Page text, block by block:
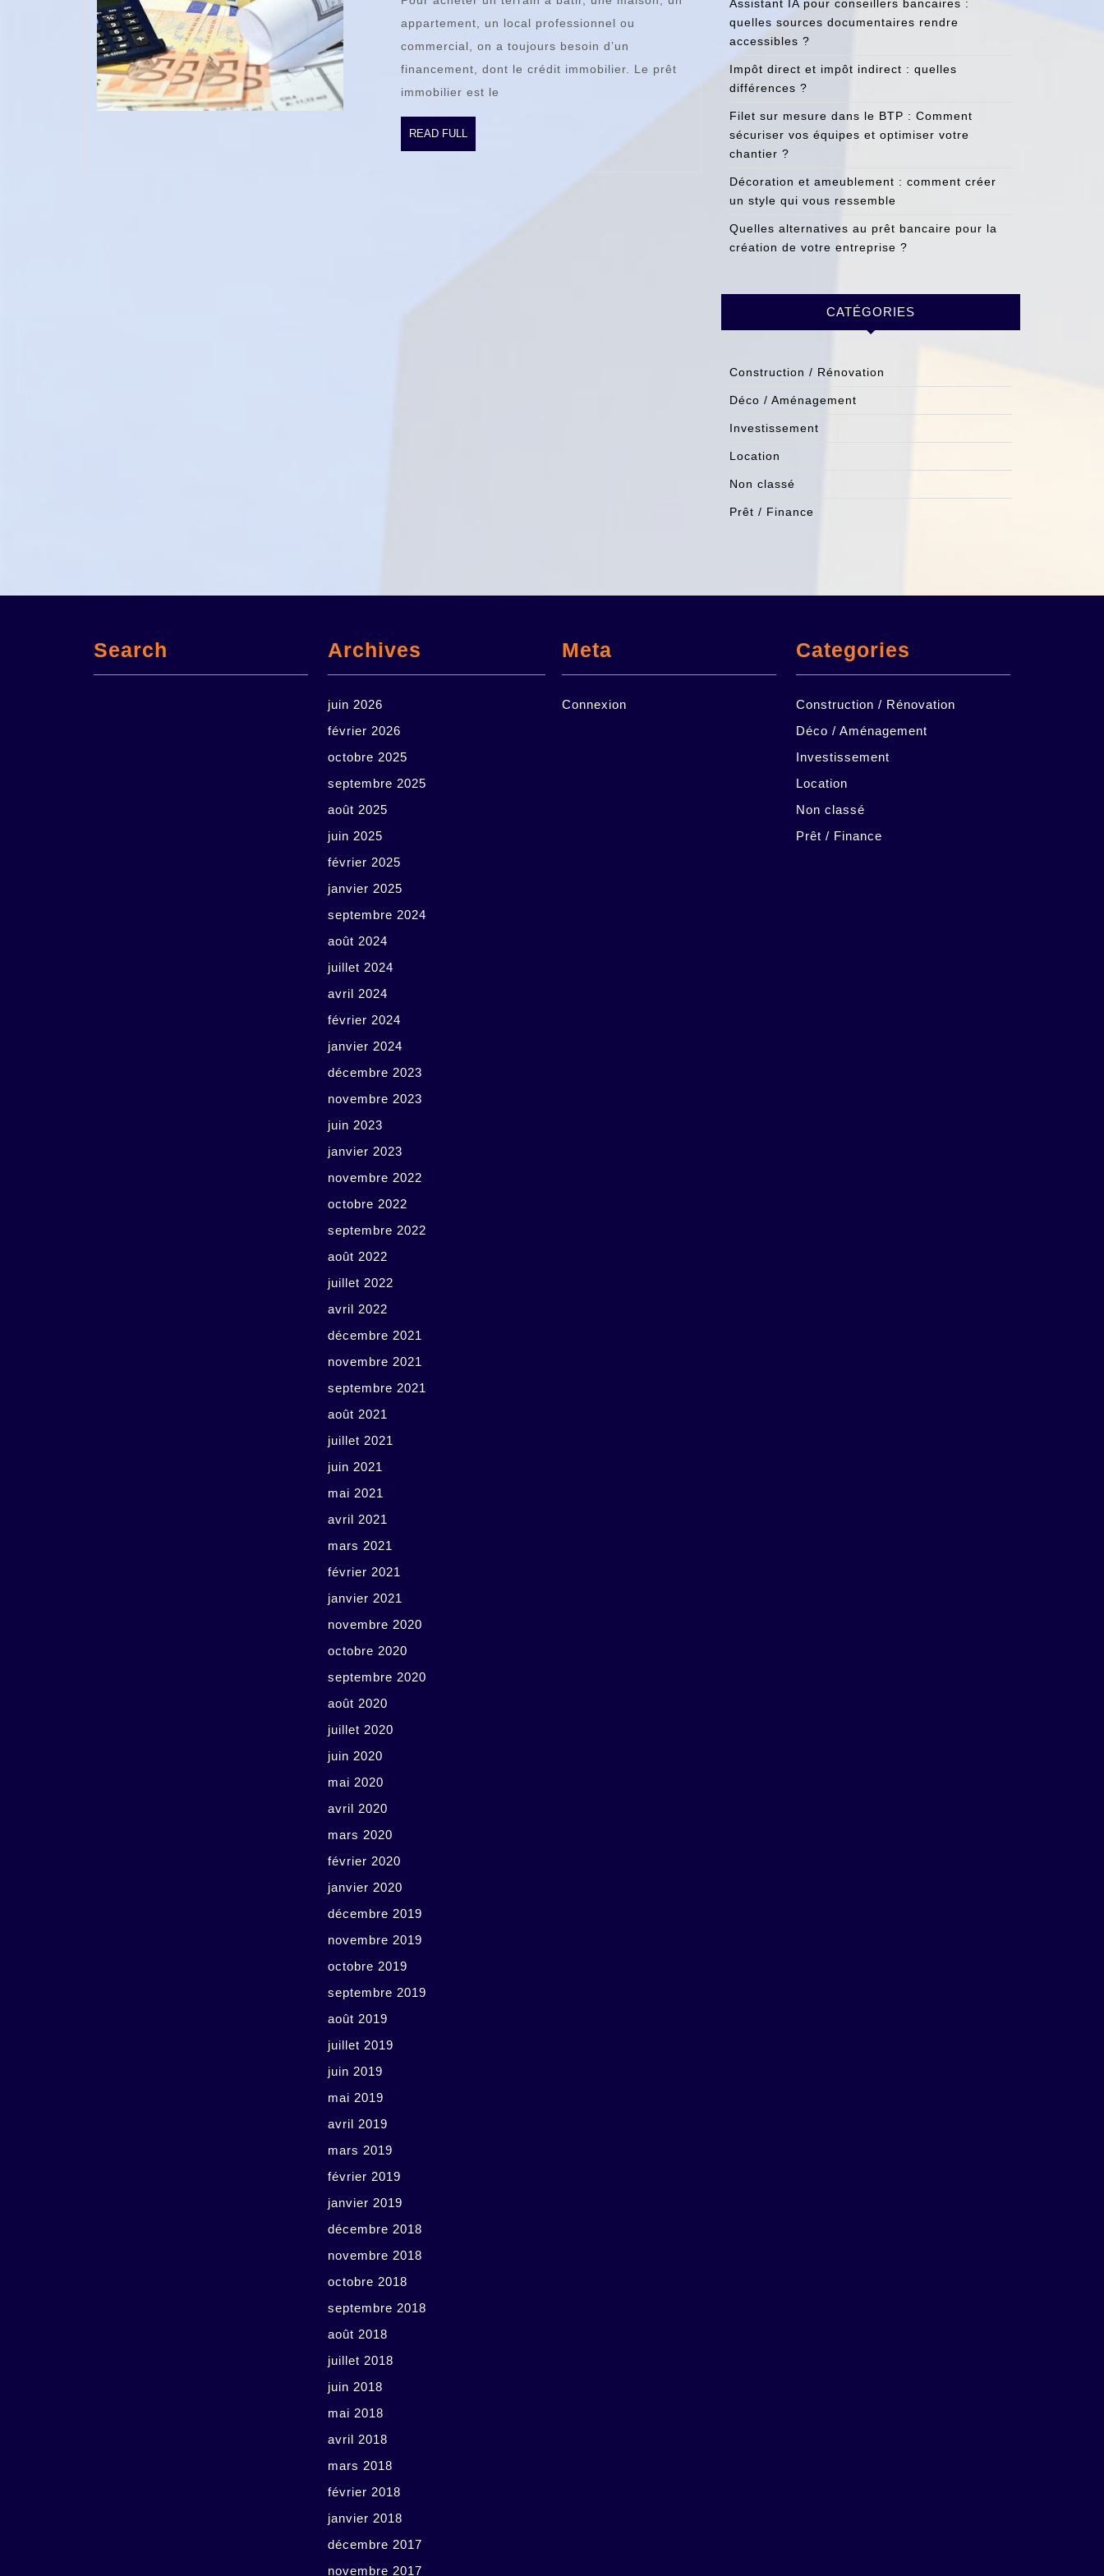
immobilier
?
appartement, un local professionnel ou
commercial, on a toujours besoin d’un
financement, dont le crédit immobilier. Le prêt
immobilier est le
READ FULL
FULL
Assistant IA pour conseillers bancaires :
quelles sources documentaires rendre
accessibles ?
Impôt direct et impôt indirect : quelles
différences ?
Filet sur mesure dans le BTP : Comment
sécuriser vos équipes et optimiser votre
chantier ?
Décoration et ameublement : comment créer
un style qui vous ressemble
Quelles alternatives au prêt bancaire pour la
création de votre entreprise ?
CATÉGORIES
Construction / Rénovation
Déco / Aménagement
Investissement
Location
Non classé
Prêt / Finance
Search Archives
juin 2026
février 2026
octobre 2025
septembre 2025
août 2025
juin 2025
février 2025
janvier 2025
septembre 2024
août 2024
juillet 2024
avril 2024
février 2024
janvier 2024
décembre 2023
novembre 2023
juin 2023
janvier 2023
novembre 2022
octobre 2022
septembre 2022
août 2022
juillet 2022
avril 2022
décembre 2021
novembre 2021
septembre 2021
août 2021
juillet 2021
juin 2021
mai 2021
avril 2021
mars 2021
février 2021
janvier 2021
novembre 2020
octobre 2020
septembre 2020
août 2020
juillet 2020
juin 2020
mai 2020
avril 2020
mars 2020
février 2020
janvier 2020
décembre 2019
novembre 2019
octobre 2019
septembre 2019
août 2019
juillet 2019
juin 2019
mai 2019
avril 2019
mars 2019
février 2019
janvier 2019
décembre 2018
novembre 2018
octobre 2018
septembre 2018
août 2018
juillet 2018
juin 2018
mai 2018
avril 2018
mars 2018
février 2018
janvier 2018
décembre 2017
novembre 2017
Meta
Connexion
Categories
Construction / Rénovation
Déco / Aménagement
Investissement
Location
Non classé
Prêt / Finance